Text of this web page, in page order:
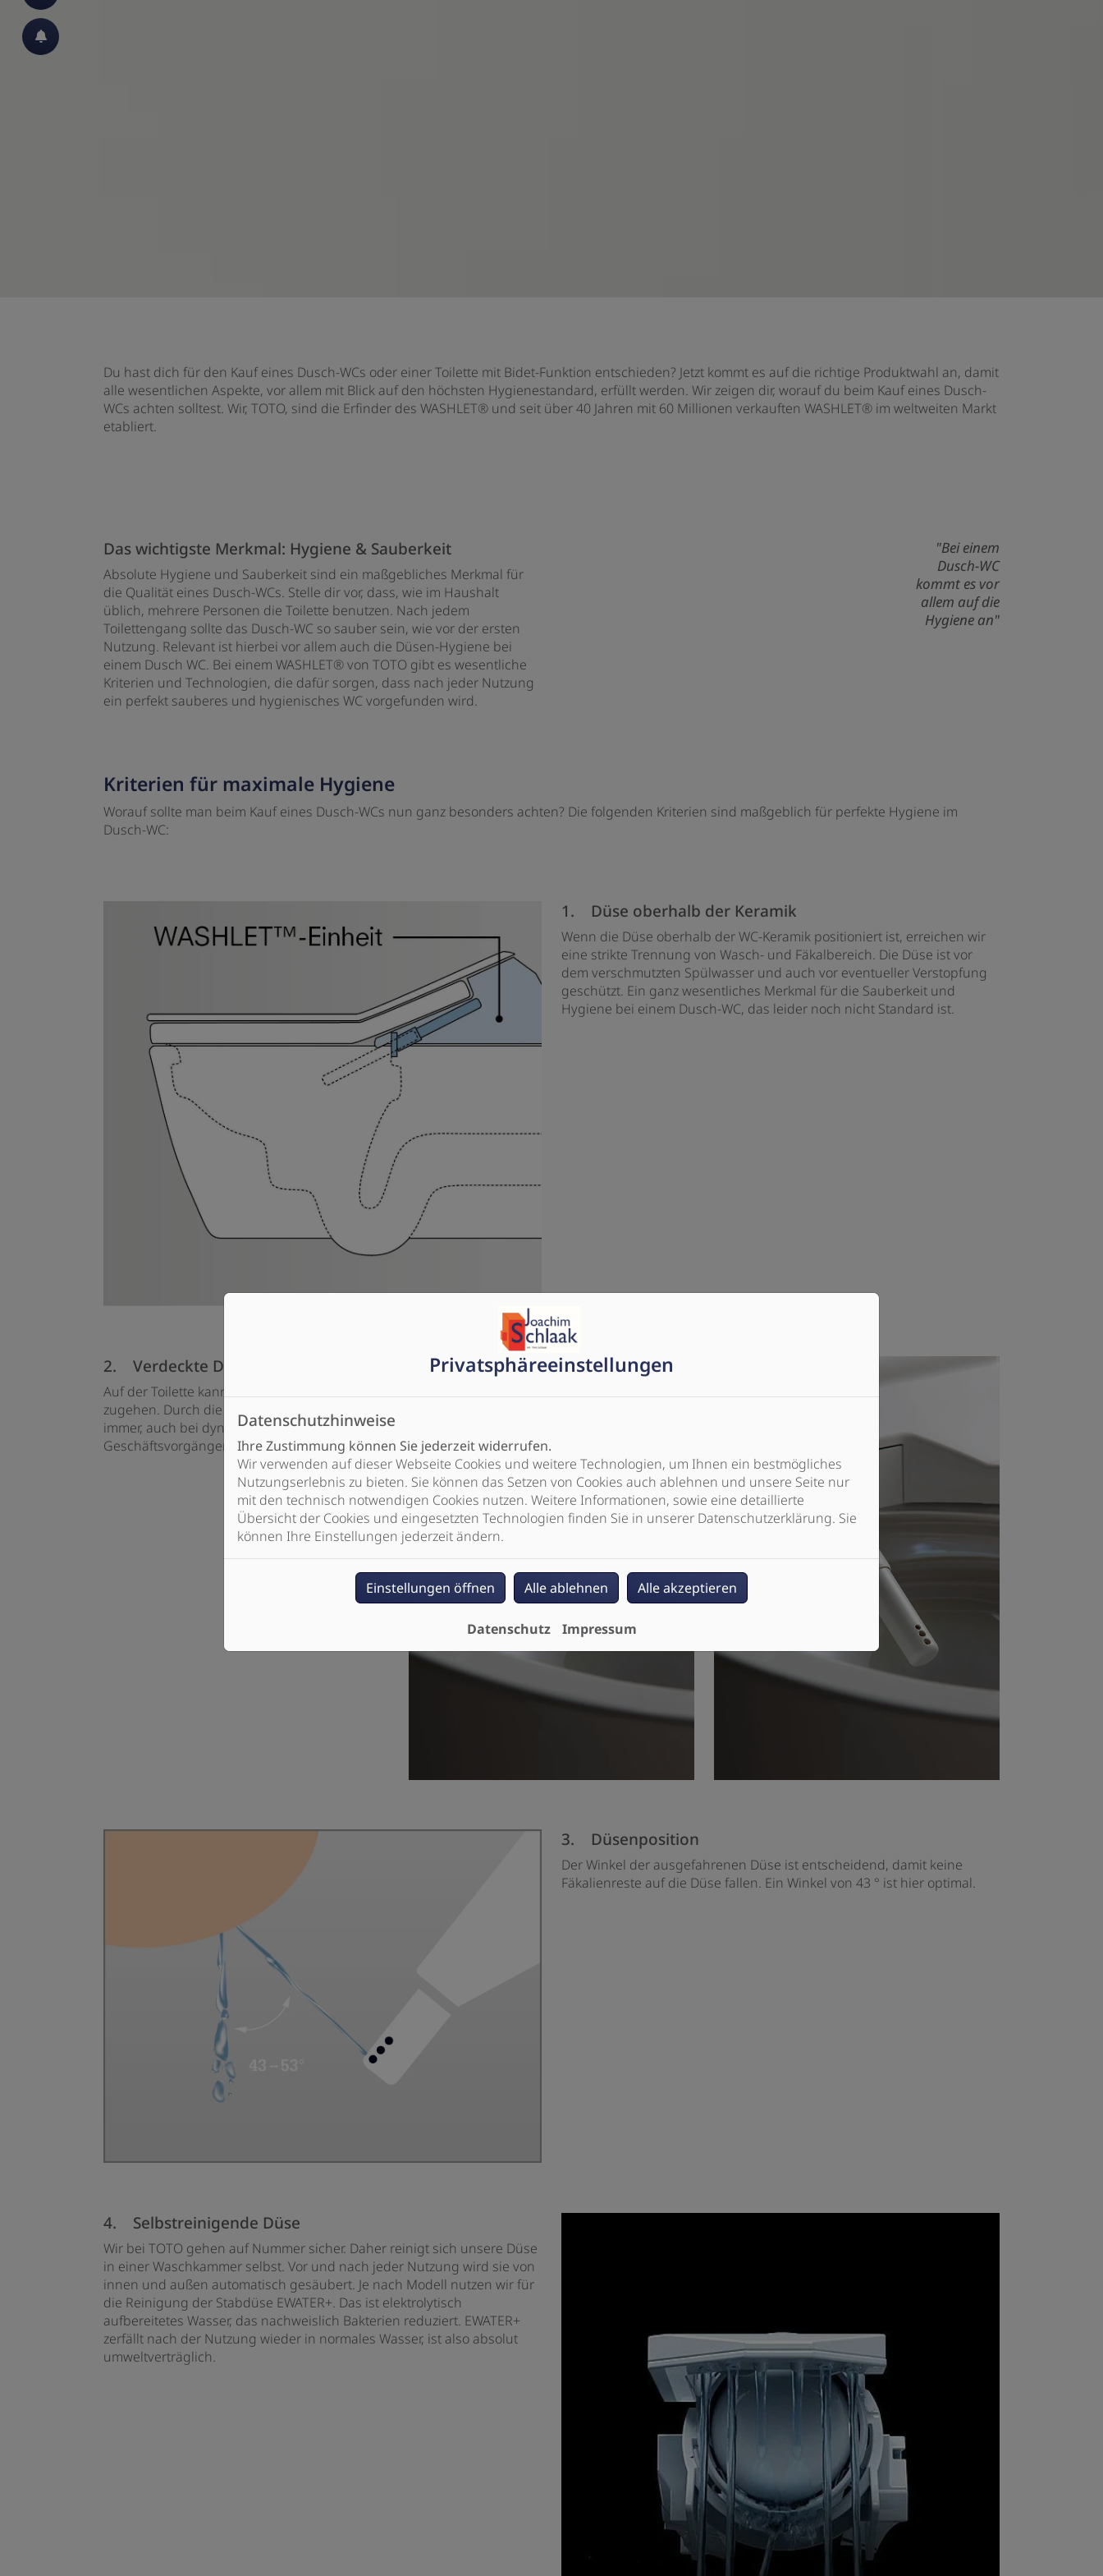
Du hast dich für den Kauf eines Dusch-WCs oder einer Toilette mit Bidet-Funktion entschieden? Jetzt kommt es auf die richtige Produktwahl an, damit
alle wesentlichen Aspekte, vor allem mit Blick auf den höchsten Hygienestandard, erfüllt werden. Wir zeigen dir, worauf du beim Kauf eines Dusch-
WCs achten solltest. Wir, TOTO, sind die Erfinder des WASHLET® und seit über 40 Jahren mit 60 Millionen verkauften WASHLET® im weltweiten Markt
etabliert.
Das wichtigste Merkmal: Hygiene & Sauberkeit
Absolute Hygiene und Sauberkeit sind ein maßgebliches Merkmal für
die Qualität eines Dusch-WCs. Stelle dir vor, dass, wie im Haushalt
üblich, mehrere Personen die Toilette benutzen. Nach jedem
Toilettengang sollte das Dusch-WC so sauber sein, wie vor der ersten
Nutzung. Relevant ist hierbei vor allem auch die Düsen-Hygiene bei
einem Dusch WC. Bei einem WASHLET® von TOTO gibt es wesentliche
Kriterien und Technologien, die dafür sorgen, dass nach jeder Nutzung
ein perfekt sauberes und hygienisches WC vorgefunden wird.
"Bei einem
Dusch-WC
kommt es vor
allem auf die
Hygiene an"
Kriterien für maximale Hygiene
Worauf sollte man beim Kauf eines Dusch-WCs nun ganz besonders achten? Die folgenden Kriterien sind maßgeblich für perfekte Hygiene im
Dusch-WC:
1. Düse oberhalb der Keramik
Wenn die Düse oberhalb der WC-Keramik positioniert ist, erreichen wir
eine strikte Trennung von Wasch- und Fäkalbereich. Die Düse ist vor
dem verschmutzten Spülwasser und auch vor eventueller Verstopfung
geschützt. Ein ganz wesentliches Merkmal für die Sauberkeit und
Hygiene bei einem Dusch-WC, das leider noch nicht Standard ist.
2. Verdeckte Düse
Auf der Toilette kann es schon mal turbulent
zugehen. Durch die Abdeckklappe ist die Düse
immer, auch bei dynamischen
Geschäftsvorgängen, perfekt geschützt.
3. Düsenposition
Der Winkel der ausgefahrenen Düse ist entscheidend, damit keine
Fäkalienreste auf die Düse fallen. Ein Winkel von 43 ° ist hier optimal.
4. Selbstreinigende Düse
Wir bei TOTO gehen auf Nummer sicher. Daher reinigt sich unsere Düse
in einer Waschkammer selbst. Vor und nach jeder Nutzung wird sie von
innen und außen automatisch gesäubert. Je nach Modell nutzen wir für
die Reinigung der Stabdüse EWATER+. Das ist elektrolytisch
aufbereitetes Wasser, das nachweislich Bakterien reduziert. EWATER+
zerfällt nach der Nutzung wieder in normales Wasser, ist also absolut
umweltverträglich.
Privatsphäre­einstellungen
Datenschutzhinweise
Ihre Zustimmung können Sie jederzeit widerrufen.
Wir verwenden auf dieser Webseite Cookies und weitere Technologien, um Ihnen ein bestmögliches
Nutzungserlebnis zu bieten. Sie können das Setzen von Cookies auch ablehnen und unsere Seite nur
mit den technisch notwendigen Cookies nutzen. Weitere Informationen, sowie eine detaillierte
Übersicht der Cookies und eingesetzten Technologien finden Sie in unserer Datenschutzerklärung. Sie
können Ihre Einstellungen jederzeit ändern.
Einstellungen öffnen Alle ablehnen Alle akzeptieren
Datenschutz Impressum